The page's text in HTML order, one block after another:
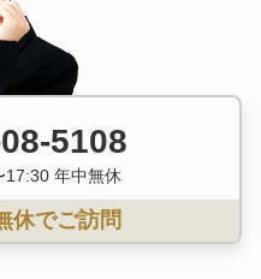
5108
17:30 年中無休
休でご訪問